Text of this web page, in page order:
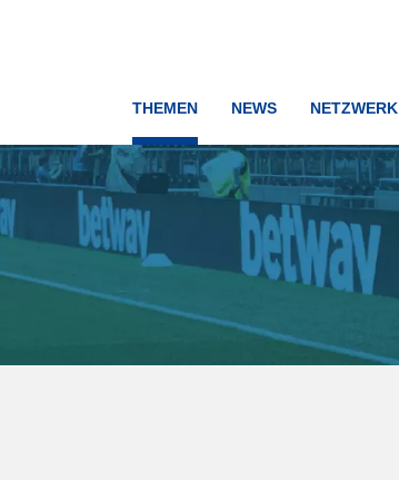
THEMEN NEWS NETZWERK